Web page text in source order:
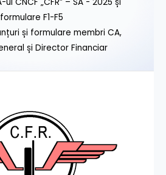
formulare F1-F5
și formulare membri CA,
și Director Financiar